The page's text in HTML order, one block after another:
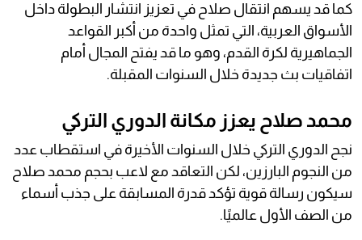
كما قد يسهم انتقال صلاح في تعزيز انتشار البطولة داخل
الأسواق العربية، التي تمثل واحدة من أكبر القواعد
الجماهيرية لكرة القدم، وهو ما قد يفتح المجال أمام
اتفاقيات بث جديدة خلال السنوات المقبلة.
محمد صلاح يعزز مكانة الدوري التركي
نجح الدوري التركي خلال السنوات الأخيرة في استقطاب عدد
من النجوم البارزين، لكن التعاقد مع لاعب بحجم محمد صلاح
سيكون رسالة قوية تؤكد قدرة المسابقة على جذب أسماء
من الصف الأول عالميًا.